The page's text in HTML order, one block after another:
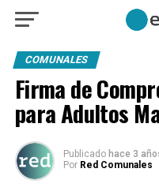
COMUNALES
Firma de
para Adultos
Publicado hace 3
Por Red Comunales